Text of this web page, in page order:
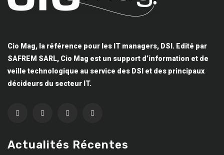
Cio Mag, la référence pour les IT managers, DSI. Edité par
SAFREM SARL, Cio Mag est un support d’information et de
veille technologique au service des DSI et des principaux
décideurs du secteur IT.
Actualités Récentes